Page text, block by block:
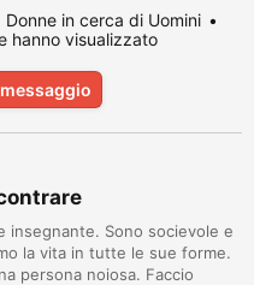
nuove. Leggo libri, adoro
musica e fare
nella natura. In un uomo cerco,
amico, un'anima affine.
Donne in cerca di Uomini
hanno visualizzato
insegnante. Sono socievole e
la vita in tutte le sue forme.
persona noiosa. Faccio